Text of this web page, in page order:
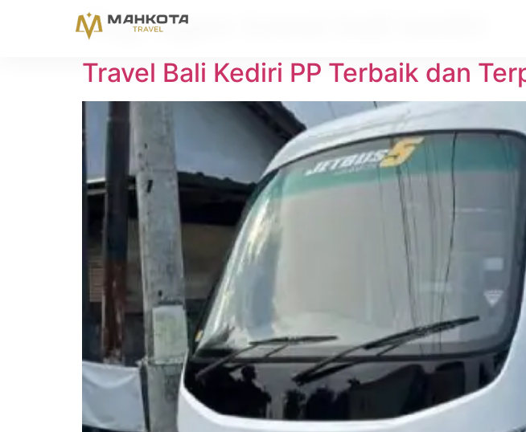
Tag:agen travel bali kediri
Travel Bali Kediri PP Terbaik dan